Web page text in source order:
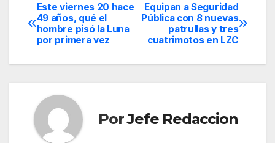
Navegación
de
entradas
Equipan a Seguridad
Pública con 8 nuevas
patrullas y tres
cuatrimotos en LZC
Este viernes 20 hace
49 años, qué el
hombre pisó la Luna
por primera vez
PorJefe Redaccion